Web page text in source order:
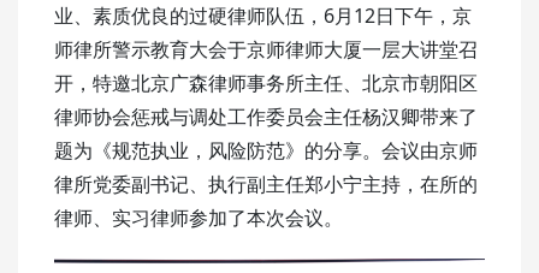
业、素质优良的过硬律师队伍，6月12日下午，京
师律所警示教育大会于京师律师大厦一层大讲堂召
开，特邀北京广森律师事务所主任、北京市朝阳区
律师协会惩戒与调处工作委员会主任杨汉卿带来了
题为《规范执业，风险防范》的分享。会议由京师
律所党委副书记、执行副主任郑小宁主持，在所的
律师、实习律师参加了本次会议。